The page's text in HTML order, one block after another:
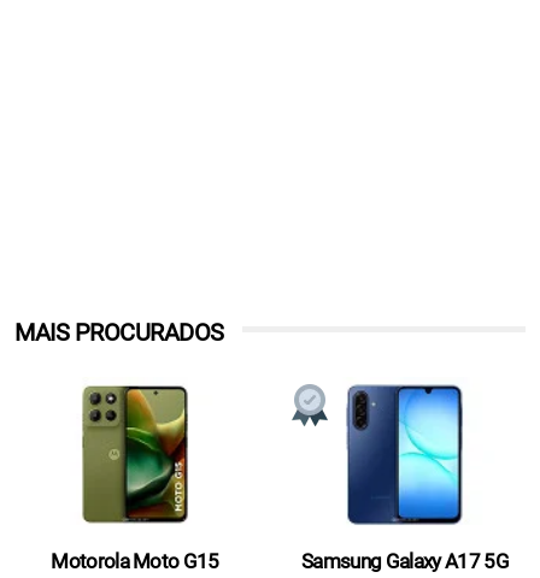
MAIS PROCURADOS
Motorola Moto G15 Samsung Galaxy A17 5G